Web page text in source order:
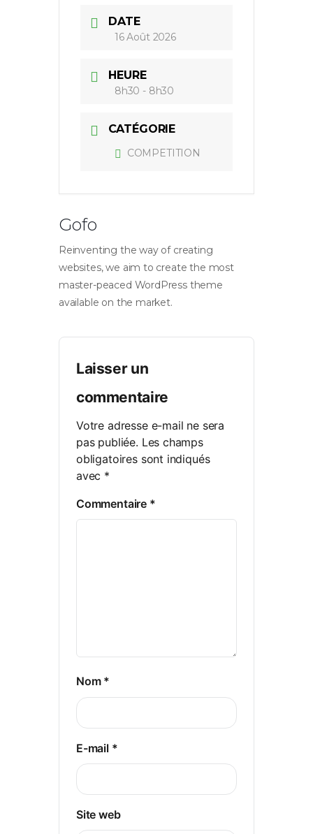
DATE
16 Août 2026
HEURE
8h30 - 8h30
CATÉGORIE
COMPETITION
Gofo
Reinventing the way of creating
websites, we aim to create the most
master-peaced WordPress theme
available on the market.
Laisser un
commentaire
Votre adresse e-mail ne sera
pas publiée. Les champs
obligatoires sont indiqués
avec *
Commentaire *
Nom *
E-mail *
Site web